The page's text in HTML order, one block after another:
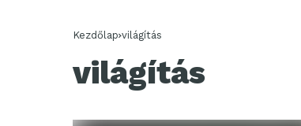
Kezdőlap világítás
világítás